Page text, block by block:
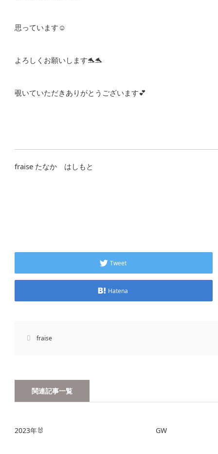
思っています☺️
よろしくお願いします🐬🐬
覗いていただきありがとうございます💕
fraise たなか はしもと
Tweet
Hatena
fraise
関連記事一覧
2023年🐰 GW